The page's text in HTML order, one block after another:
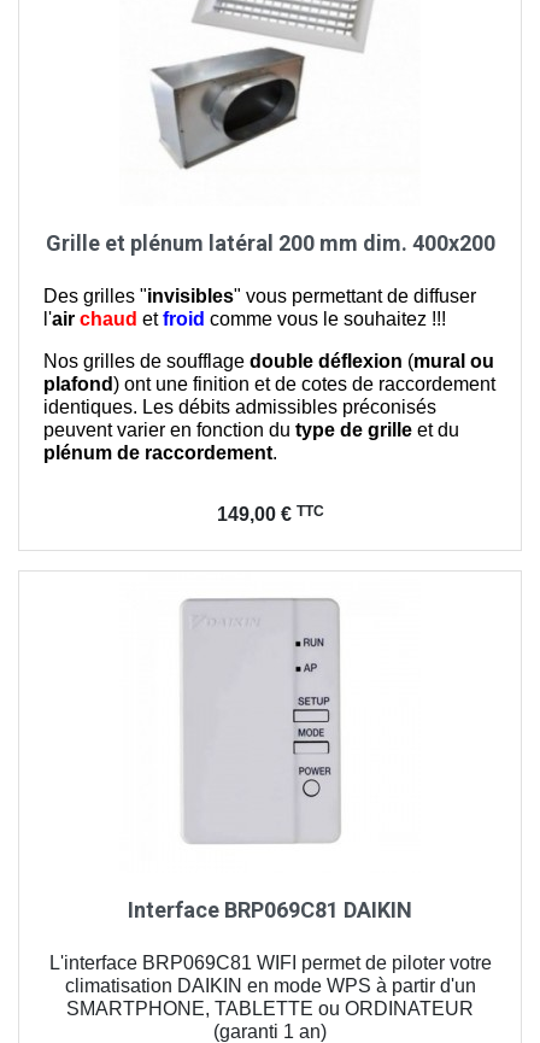
Grille et plénum latéral 200 mm dim. 400x200
Des grilles "invisibles" vous permettant de diffuser
l'air chaud etfroid comme vous le souhaitez !!!
Nos grilles de soufflage double déflexion (mural ou
plafond) ont une finition et de cotes de raccordement
identiques. Les débits admissibles préconisés
peuvent varier en fonction du type de grille et du
plénum de raccordement.
149,00 € TTC
Interface BRP069C81 DAIKIN
L'interface BRP069C81 WIFI permet de piloter votre
climatisation DAIKIN en mode WPS à partir d'un
SMARTPHONE, TABLETTE ou ORDINATEUR
(garanti 1 an)